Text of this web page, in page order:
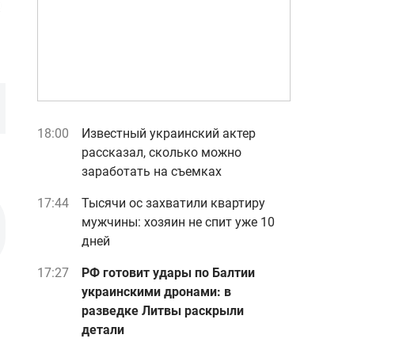
18:00
Известный украинский актер
рассказал, сколько можно
заработать на съемках
17:44
Тысячи ос захватили квартиру
мужчины: хозяин не спит уже 10
дней
17:27
РФ готовит удары по Балтии
украинскими дронами: в
разведке Литвы раскрыли
детали